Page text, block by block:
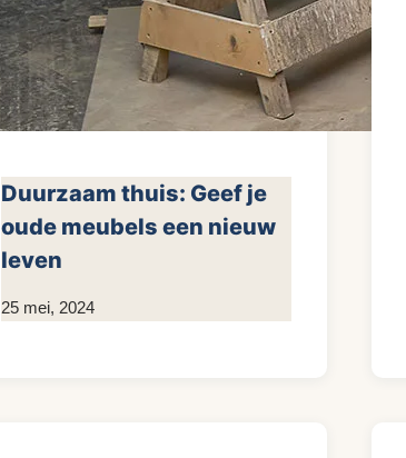
Duurzaam thuis: Geef je
oude meubels een nieuw
leven
Door
25 mei, 2024